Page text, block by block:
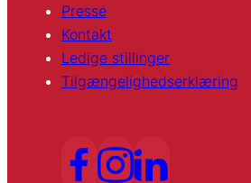
Presse
Kontakt
Ledige stillinger
Tilgængelighedserklæring